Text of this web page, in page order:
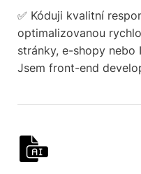
✅ Kóduji kvalitní
optimalizovanou
stránky, e-shopy nebo
Jsem front-end